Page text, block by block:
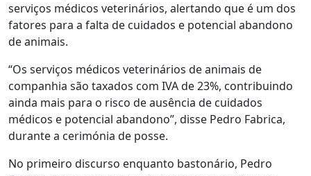
serviços médicos veterinários, alertando que é um dos
fatores para a falta de cuidados e potencial abandono
de animais.
“Os serviços médicos veterinários de animais de
companhia são taxados com IVA de 23%, contribuindo
ainda mais para o risco de ausência de cuidados
médicos e potencial abandono”, disse Pedro Fabrica,
durante a cerimónia de posse.
No primeiro discurso enquanto bastonário, Pedro